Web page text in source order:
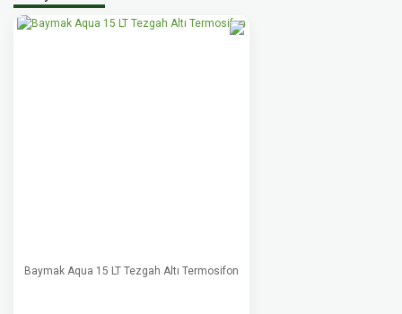
Baymak Aqua 15 LT Tezgah Altı Termosifon